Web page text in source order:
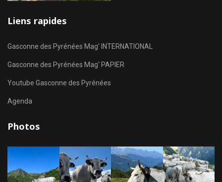
Liens rapides
Gasconne des Pyrénées Mag' INTERNATIONAL
Gasconne des Pyrénées Mag' PAPIER
Youtube Gasconne des Pyrénées
Agenda
Photos